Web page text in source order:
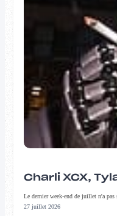
Charli XCX,
Le dernier week-end de juillet n'a
27 juillet 2026